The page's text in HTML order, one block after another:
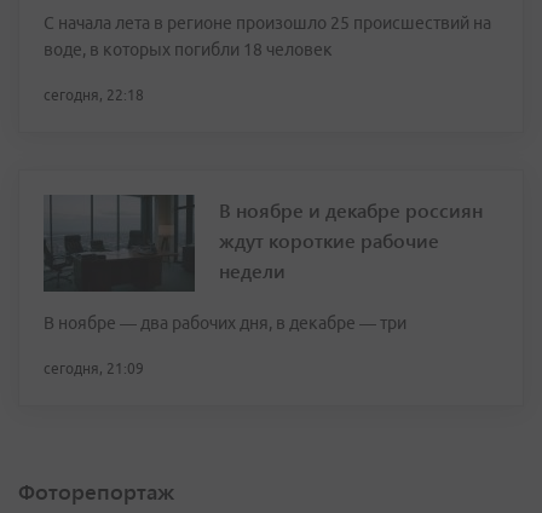
С начала лета в регионе произошло 25 происшествий на
воде, в которых погибли 18 человек
сегодня, 22:18
В ноябре и декабре россиян
ждут короткие рабочие
недели
В ноябре — два рабочих дня, в декабре — три
сегодня, 21:09
Фоторепортаж